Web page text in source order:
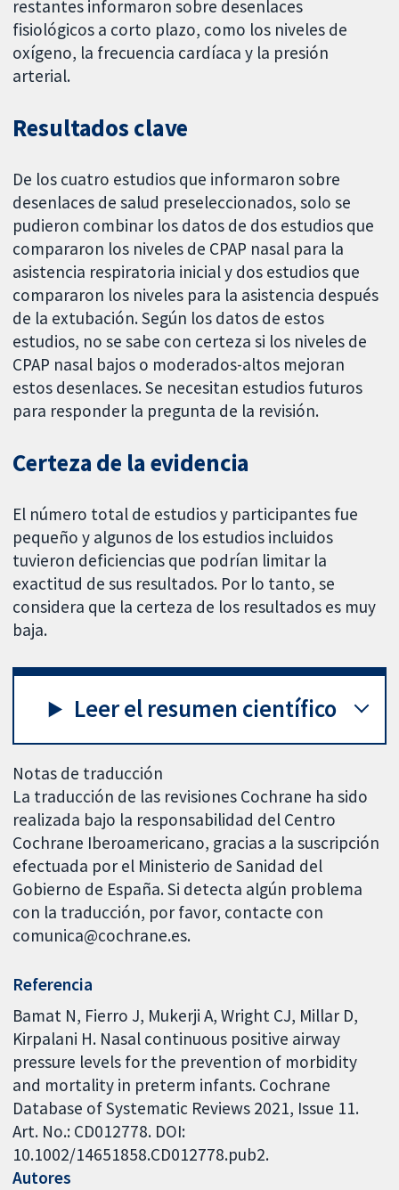
restantes informaron sobre desenlaces
fisiológicos a corto plazo, como los niveles de
oxígeno, la frecuencia cardíaca y la presión
arterial.
Resultados clave
De los cuatro estudios que informaron sobre
desenlaces de salud preseleccionados, solo se
pudieron combinar los datos de dos estudios que
compararon los niveles de CPAP nasal para la
asistencia respiratoria inicial y dos estudios que
compararon los niveles para la asistencia después
de la extubación. Según los datos de estos
estudios, no se sabe con certeza si los niveles de
CPAP nasal bajos o moderados-altos mejoran
estos desenlaces. Se necesitan estudios futuros
para responder la pregunta de la revisión.
Certeza de la evidencia
El número total de estudios y participantes fue
pequeño y algunos de los estudios incluidos
tuvieron deficiencias que podrían limitar la
exactitud de sus resultados. Por lo tanto, se
considera que la certeza de los resultados es muy
baja.
Leer el resumen científico
Notas de traducción
La traducción de las revisiones Cochrane ha sido
realizada bajo la responsabilidad del Centro
Cochrane Iberoamericano, gracias a la suscripción
efectuada por el Ministerio de Sanidad del
Gobierno de España. Si detecta algún problema
con la traducción, por favor, contacte con
comunica@cochrane.es.
Referencia
Bamat N, Fierro J, Mukerji A, Wright CJ, Millar D,
Kirpalani H. Nasal continuous positive airway
pressure levels for the prevention of morbidity
and mortality in preterm infants. Cochrane
Database of Systematic Reviews 2021, Issue 11.
Art. No.: CD012778. DOI:
10.1002/14651858.CD012778.pub2.
Autores